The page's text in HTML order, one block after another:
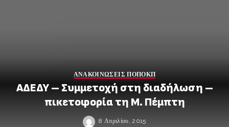
ΑΝΑΚΟΙΝΩΣΕΙΣ ΠΟΠΟΚΠ
ΑΔΕΔΥ – Συμμετοχή στη διαδήλωση –
πικετοφορία τη Μ. Πέμπτη
8 Απριλίου, 2015